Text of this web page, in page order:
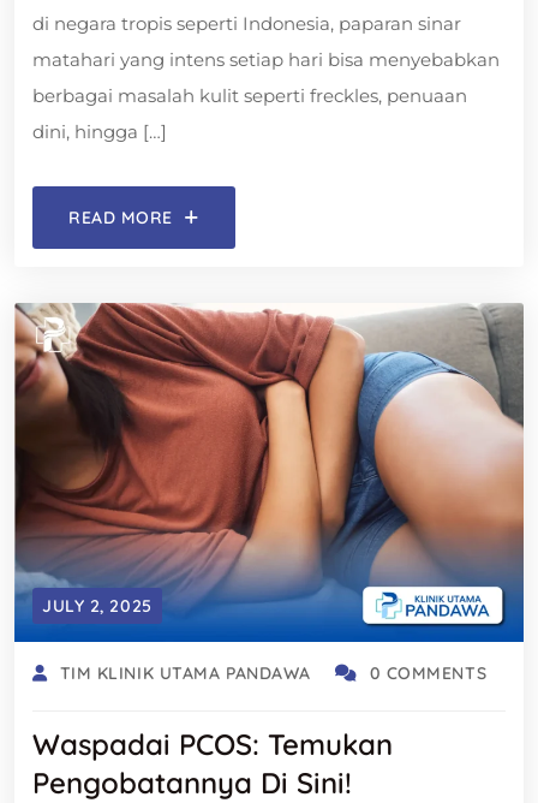
di negara tropis seperti Indonesia, paparan sinar
matahari yang intens setiap hari bisa menyebabkan
berbagai masalah kulit seperti freckles, penuaan
dini, hingga […]
READ MORE
JULY 2, 2025
TIM KLINIK UTAMA PANDAWA 0 COMMENTS
Waspadai PCOS: Temukan
Pengobatannya Di Sini!